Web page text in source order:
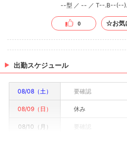
--型 ／ -- ／ T--.B--(--
0 ☆お気
出勤スケジュール
08/08（土） 要確認
08/09（日） 休み
08/10（月） 要確認